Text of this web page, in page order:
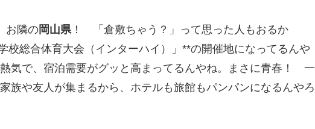
お隣の岡山県 ！ 「倉敷ちゃう？」って思った人もおるか
総合体育大会（インターハイ）」**の開催地になってるんや
気で、宿泊需要がグッと高まってるんやね。まさに青春！ 一
族や友人が集まるから、ホテルも旅館もパンパンになるんやろ